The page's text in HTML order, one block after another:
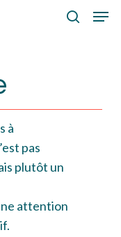
à
pas
plutôt un
attention
Menu